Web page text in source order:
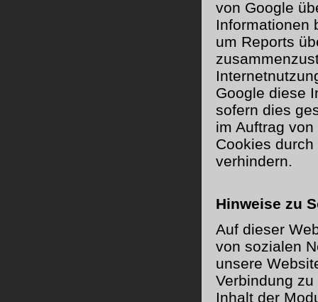
von Google
Informationen
um Reports
Google diese
sofern dies
im Auftrag
Cookies
verhindern.
Hinweise zu
Auf dieser
von sozialen
unsere
Verbindung
Inhalt der